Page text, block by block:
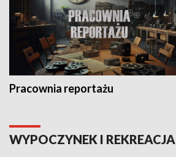
Pracownia reportażu
WYPOCZYNEK I REKREACJA